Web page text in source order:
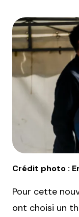
Crédit photo :
Pour cette
ont choisi un